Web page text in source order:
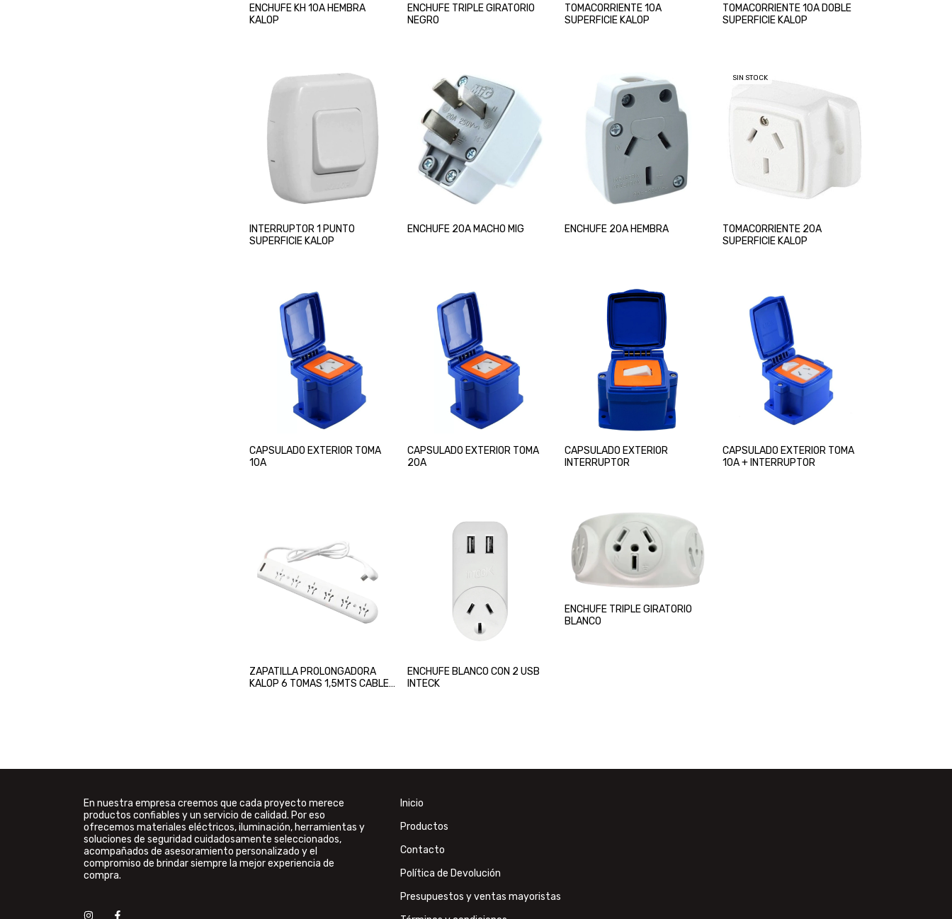
ENCHUFE KH 10A HEMBRA
KALOP
ENCHUFE TRIPLE GIRATORIO
NEGRO
TOMACORRIENTE 10A
SUPERFICIE KALOP
TOMACORRIENTE 10A DOBLE
SUPERFICIE KALOP
INTERRUPTOR 1 PUNTO
SUPERFICIE KALOP
ENCHUFE 20A MACHO MIG ENCHUFE 20A HEMBRA
SIN STOCK
TOMACORRIENTE 20A
SUPERFICIE KALOP
CAPSULADO EXTERIOR TOMA
10A
CAPSULADO EXTERIOR TOMA
20A
CAPSULADO EXTERIOR
INTERRUPTOR
CAPSULADO EXTERIOR TOMA
10A + INTERRUPTOR
ZAPATILLA PROLONGADORA
KALOP 6 TOMAS 1,5MTS CABLE
ENCHUFE BLANCO CON 2 USB
INTECK
ENCHUFE TRIPLE GIRATORIO
BLANCO
En nuestra empresa creemos que cada proyecto merece
productos confiables y un servicio de calidad. Por eso
ofrecemos materiales eléctricos, iluminación, herramientas y
soluciones de seguridad cuidadosamente seleccionados,
acompañados de asesoramiento personalizado y el
compromiso de brindar siempre la mejor experiencia de
compra.
Inicio
Productos
Contacto
Política de Devolución
Presupuestos y ventas mayoristas